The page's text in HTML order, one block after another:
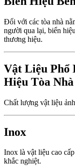
Đối với các tòa nhà
người qua lại, biển
thương hiệu.
Vật Liệu Phổ
Hiệu Tòa Nhà
Chất lượng vật liệu
Inox
Inox là vật liệu cao
khắc nghiệt.